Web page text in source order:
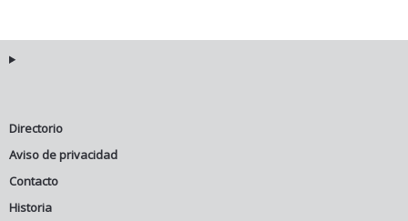
Directorio
Aviso de privacidad
Contacto
Historia